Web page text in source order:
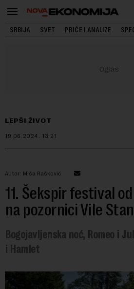
SRBIJA SVET PRIČE I ANALIZE
LEPŠI ŽIVOT
19.06.2024. 13:21
Autor: Miša Rašković
11. Šekspir festival
na pozornici Vile
Bogojavljenska noć, Romeo i
i Hamlet